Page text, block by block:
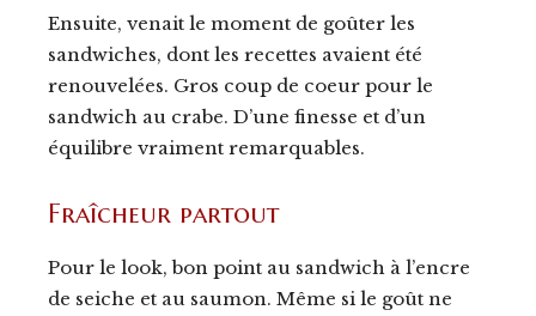
Ensuite, venait le moment de goûter les
sandwiches, dont les recettes avaient été
renouvelées. Gros coup de coeur pour le
sandwich au crabe. D’une finesse et d’un
équilibre vraiment remarquables.
Fraîcheur partout
Pour le look, bon point au sandwich à l’encre
de seiche et au saumon. Même si le goût ne